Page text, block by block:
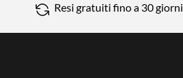
Resi gratuiti fino a 30 giorni